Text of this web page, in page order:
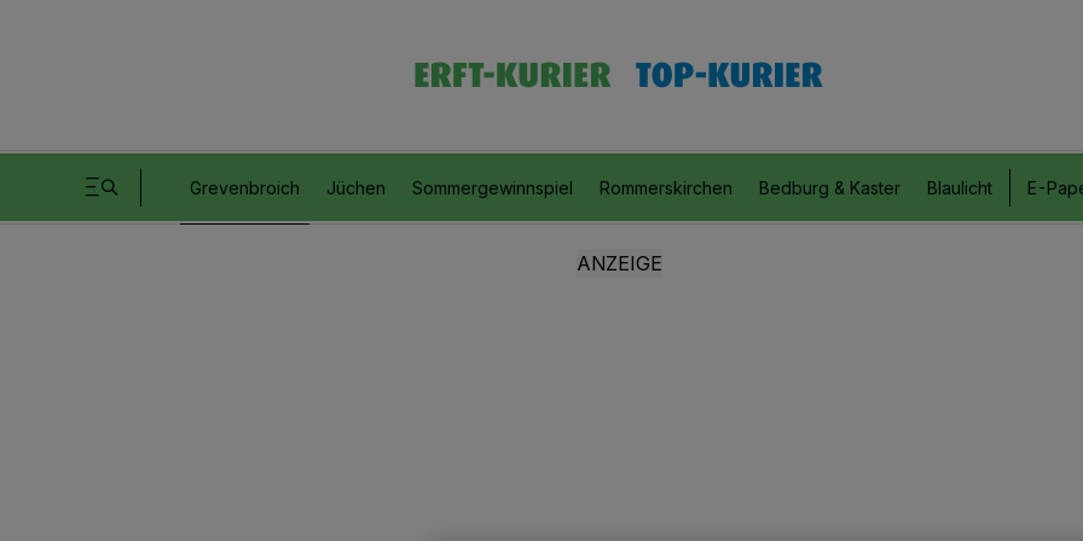
Grevenbroich Jüchen Sommergewinnspiel Rommerskirchen Bedburg & Kaster Blaulicht E-